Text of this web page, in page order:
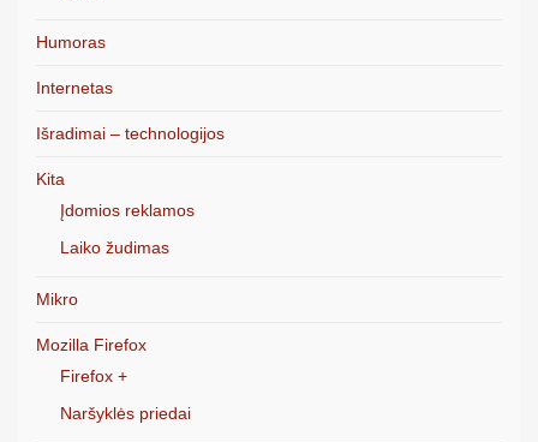
Humoras
Internetas
Išradimai – technologijos
Kita
Įdomios reklamos
Laiko žudimas
Mikro
Mozilla Firefox
Firefox +
Naršyklės priedai